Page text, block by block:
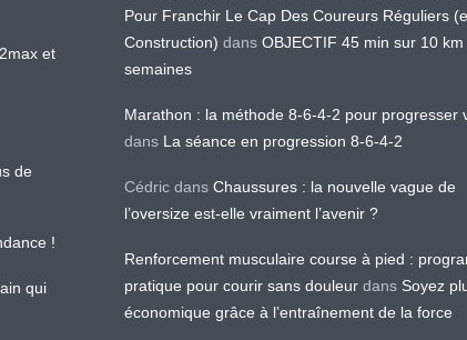
et
de
!
qui
Pour Franchir Le Cap Des Coureurs Réguliers
Construction) dans OBJECTIF 45 min sur 10 km
semaines
Marathon : la méthode 8-6-4-2 pour progresser
dans La séance en progression 8-6-4-2
Cédric dans Chaussures : la nouvelle vague de
l’oversize est-elle vraiment l’avenir ?
Renforcement musculaire course à pied :
pratique pour courir sans douleur dans Soyez
économique grâce à l’entraînement de la force